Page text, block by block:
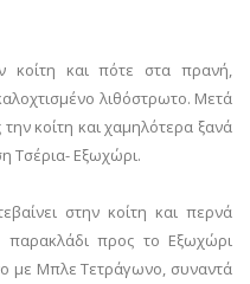
και πότε στα πρανή,
λιθόστρωτο. Μετά
κοίτη και χαμηλότερα ξανά
Τσέρια- Εξωχώρι.
στην κοίτη και περνά
προς το Εξωχώρι
με Μπλε Τετράγωνο, συναντά